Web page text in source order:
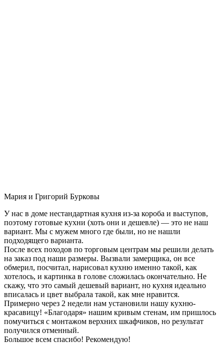
Мария и Григорий Бурковы
У нас в доме нестандартная кухня из-за короба и выступов,
поэтому готовые кухни (хоть они и дешевле) — это не наш
вариант. Мы с мужем много где были, но не нашли
подходящего варианта.
После всех походов по торговым центрам мы решили делать
на заказ под наши размеры. Вызвали замерщика, он все
обмерил, посчитал, нарисовал кухню именно такой, как
хотелось, и картинка в голове сложилась окончательно. Не
скажу, что это самый дешевый вариант, но кухня идеально
вписалась и цвет выбрала такой, как мне нравится.
Примерно через 2 недели нам установили нашу кухню-
красавицу! «Благодаря» нашим кривым стенам, им пришлось
помучиться с монтажом верхних шкафчиков, но результат
получился отменный.
Большое всем спасибо! Рекомендую!